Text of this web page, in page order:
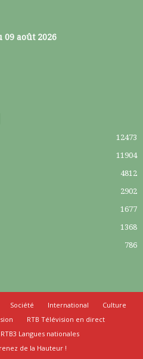
09 août 2026
12473
11904
4812
2902
1677
1368
786
Société International
Culture
RTB Télévision en direct
RTB3 Langues nationales
de la Hauteur !